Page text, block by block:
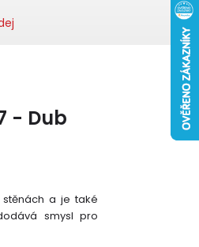
- Dub
a je také
smysl pro